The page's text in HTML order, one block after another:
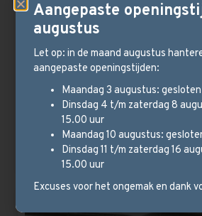
Houten
jouw ramen. Deze jaloezieën zijn
bedienen.
Bekijk meer
Aangepaste
augustus
Let op: in de maand augustus
aangepaste openingstijden:
Maandag 3 augustus: gesloten
Dinsdag 4 t/m zaterdag 8
15.00 uur
Maandag 10 augustus:
Dinsdag 11 t/m zaterdag 16
15.00 uur
Excuses voor het ongemak en dank